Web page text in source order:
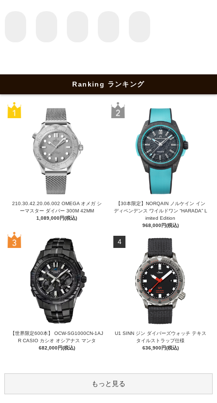
Ranking ランキング
210.30.42.20.06.002 OMEGA オメガ シ
ーマスター ダイバー 300M 42MM
1,089,000円(税込)
【30本限定】NORQAIN ノルケイン イン
ディペンデンス ワイルドワン “HARADA” L
imited Edition
968,000円(税込)
【世界限定600本】 OCW-SG1000CN-1AJ
R CASIO カシオ オシアナス マンタ
682,000円(税込)
4
U1 SINN ジン ダイバーズウォッチ テキス
タイルストラップ仕様
636,900円(税込)
もっと見る